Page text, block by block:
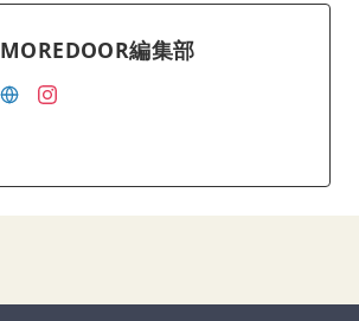
MOREDOOR編集部